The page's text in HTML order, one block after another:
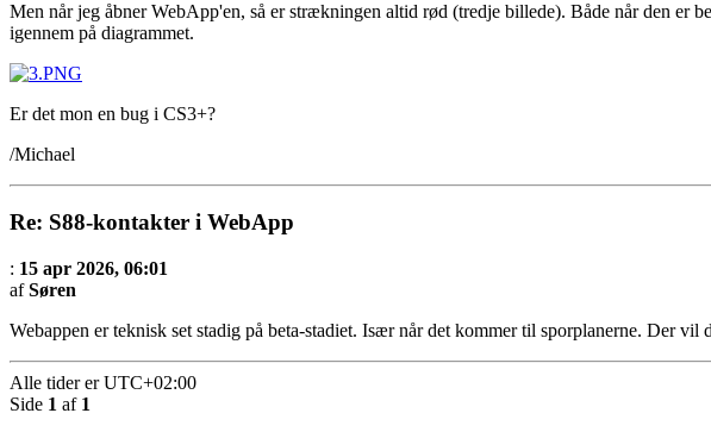
Men når jeg åbner WebApp'en, så er strækningen altid rød (tredje billede). Både når den er
igennem på diagrammet.
Er det mon en bug i CS3+?
/Michael
Re: S88-kontakter i WebApp
: 15 apr 2026, 06:01
afSøren
Webappen er teknisk set stadig på beta-stadiet. Især når det kommer til sporplanerne. Der
Alle tider erUTC+02:00
Side 1 af 1